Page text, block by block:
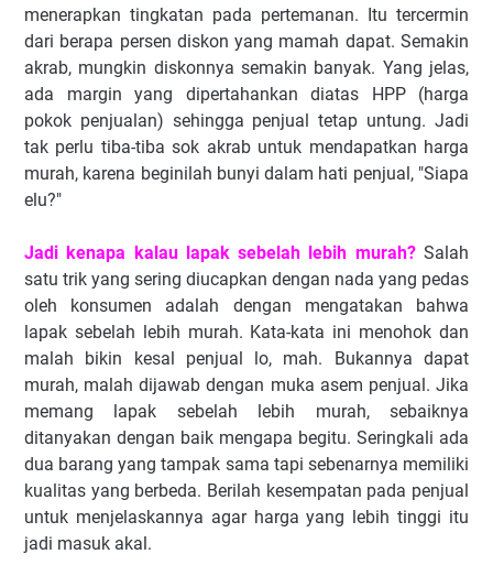
menerapkan tingkatan pada pertemanan. Itu tercermin
dari berapa persen diskon yang mamah dapat. Semakin
akrab, mungkin diskonnya semakin banyak. Yang jelas,
ada margin yang dipertahankan diatas HPP (harga
pokok penjualan) sehingga penjual tetap untung. Jadi
tak perlu tiba-tiba sok akrab untuk mendapatkan harga
murah, karena beginilah bunyi dalam hati penjual, "Siapa
elu?"
Jadi kenapa kalau lapak sebelah lebih murah?Salah
satu trik yang sering diucapkan dengan nada yang pedas
oleh konsumen adalah dengan mengatakan bahwa
lapak sebelah lebih murah. Kata-kata ini menohok dan
malah bikin kesal penjual lo, mah. Bukannya dapat
murah, malah dijawab dengan muka asem penjual. Jika
memang lapak sebelah lebih murah, sebaiknya
ditanyakan dengan baik mengapa begitu. Seringkali ada
dua barang yang tampak sama tapi sebenarnya memiliki
kualitas yang berbeda. Berilah kesempatan pada penjual
untuk menjelaskannya agar harga yang lebih tinggi itu
jadi masuk akal.